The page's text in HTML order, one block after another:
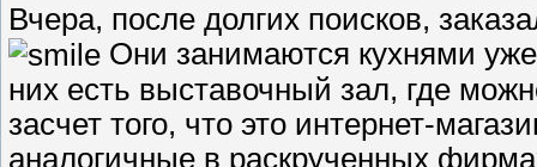
Вчера, после долгих поисков,
Они занимаются кухнями
них есть выставочный зал, где
засчет того, что это интернет-
аналогичные в раскрученных